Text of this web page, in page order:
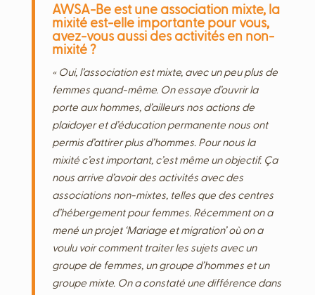
AWSA-Be est une association mixte, la
mixité est-elle importante pour vous,
avez-vous aussi des activités en non-
mixité ?
« Oui, l’association est mixte, avec un peu plus de
femmes quand-même. On essaye d’ouvrir la
porte aux hommes, d’ailleurs nos actions de
plaidoyer et d’éducation permanente nous ont
permis d’attirer plus d’hommes. Pour nous la
mixité c’est important, c’est même un objectif. Ça
nous arrive d’avoir des activités avec des
associations non-mixtes, telles que des centres
d’hébergement pour femmes. Récemment on a
mené un projet ‘Mariage et migration’ où on a
voulu voir comment traiter les sujets avec un
groupe de femmes, un groupe d’hommes et un
groupe mixte. On a constaté une différence dans